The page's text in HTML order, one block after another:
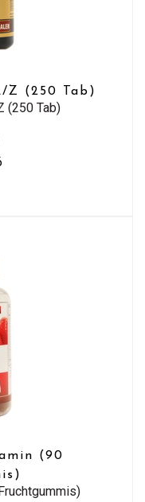
(250 Tab)
(250 Tab)
(90